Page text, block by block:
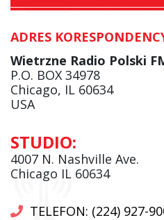
ADRES
Wietrzne Radio Polski
P.O. BOX 34978
Chicago, IL 60634
USA
STUDIO:
4007 N. Nashville Ave.
Chicago IL 60634
TELEFON: (224) 927-